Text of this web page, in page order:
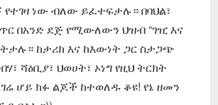
የተገዛ ነው ብለው ይፈተፍታሉ። በባህል፣
በአንድ ደጅ የሚውለውን ህዝብ “ገዢ እና
ከታሪክ እና ከእውነት ጋር ስታጋጭ
ሻዕቢያ፣ ህወሀት፣ ኦነግ የዚህ ትርክት
ሆይ ክፉ ልጆች ከተወለዱ ቆዩ! የኔ ዘመን